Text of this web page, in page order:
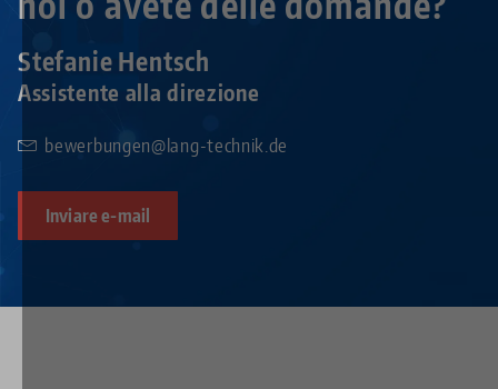
Stefanie Hentsch
Assistente alla direzione
bewerbungen@lang-technik.de
Inviare e-mail